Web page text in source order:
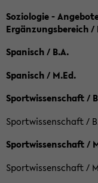
Soziologie -
Ergänzungsbereich /
Spanisch / B.A.
Spanisch / M.Ed.
Sportwissenschaft /
Sportwissenschaft /
Sportwissenschaft /
Sportwissenschaft /